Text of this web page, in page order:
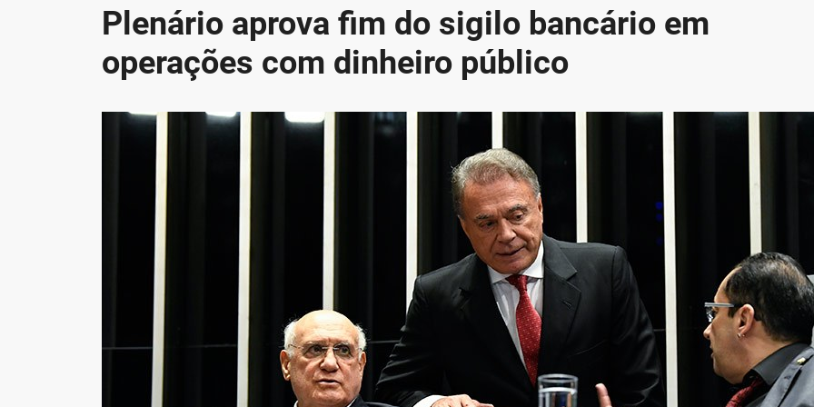
Plenário aprova fim do sigilo bancário em
operações com dinheiro público